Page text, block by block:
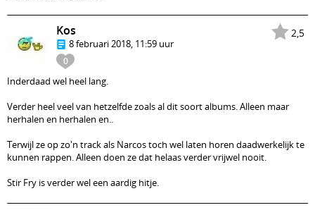
2,5
0
Kos
8 februari 2018, 11:59 uur
Inderdaad wel heel lang.
Verder heel veel van hetzelfde zoals al dit soort albums. Alleen maar
herhalen en herhalen en..
Terwijl ze op zo'n track als Narcos toch wel laten horen daadwerkelijk te
kunnen rappen. Alleen doen ze dat helaas verder vrijwel nooit.
Stir Fry is verder wel een aardig hitje.